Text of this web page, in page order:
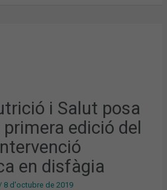
i Salut posa
edició del
en disfàgia
8 d'octubre de 2019